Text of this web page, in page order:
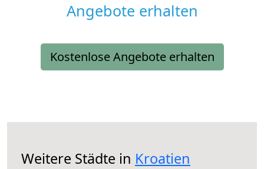
Angebote erhalten
Kostenlose Angebote erhalten
Weitere Städte in Kroatien